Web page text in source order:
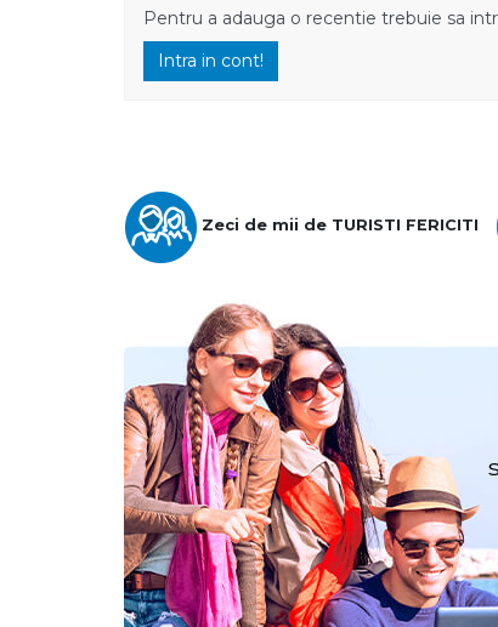
Pentru a adauga o recentie trebuie sa
Intra in cont!
Zeci de mii de TURISTI FERICITI